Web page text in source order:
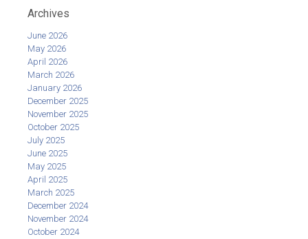
Archives
June 2026
May 2026
April 2026
March 2026
January 2026
December 2025
November 2025
October 2025
July 2025
June 2025
May 2025
April 2025
March 2025
December 2024
November 2024
October 2024